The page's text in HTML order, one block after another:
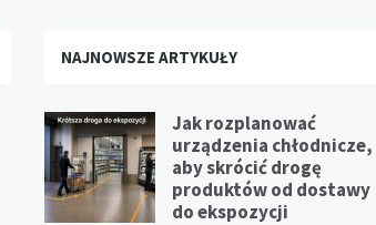
NAJNOWSZE ARTYKUŁY
Jak rozplanować
urządzenia chłodnicze,
aby skrócić drogę
produktów od dostawy
do ekspozycji